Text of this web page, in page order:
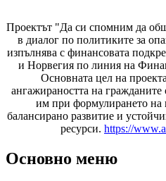
Проектът "Да си спомним да
в диалог по политиките за
изпълнява с финансовата
и Норвегия по линия на
Основната цел на
ангажираността на гражданите
им при формулирането на
балансирано развитие и
ресурси. https://
Основно меню